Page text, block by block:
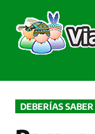
contenido
PUBLICADO
EN
DEBERÍAS SABER